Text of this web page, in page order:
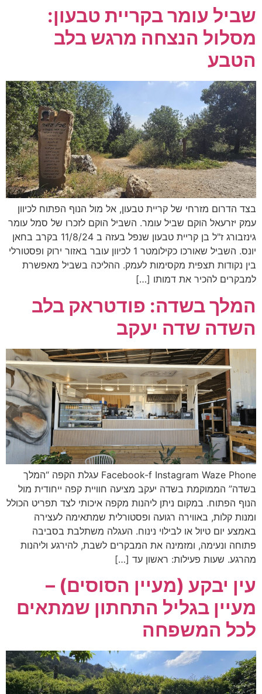
שביל עומר בקריית טבעון:
מסלול הנצחה מרגש בלב
הטבע
בצד הדרום מזרחי של קריית טבעון, אל מול הנוף הפתוח לכיוון
עמק יזרעאל הוקם שביל עומר. השביל הוקם לזכרו של סמל עומר
גינזבורג ז"ל בן קריית טבעון שנפל בעזה ב 11/8/24 בקרב בחאן
יונס. השביל שאורכו כקילומטר 1 לכיוון עובר באזור ירוק ופסטורלי
בין נקודות תצפית מקסימות לעמק. ההליכה בשביל מאפשרת
למבקרים להכיר את דמותו […]
המלך בשדה: פודטראק בלב
השדה שדה יעקב
Facebook-f Instagram Waze Phone עגלת הקפה “המלך
בשדה” הממוקמת בשדה יעקב מציעה חוויית קפה ייחודית מול
הנוף הפתוח. במקום ניתן ליהנות מקפה איכותי לצד תפריט הכולל
ומנות קלות, באווירה רגועה ופסטורלית שמתאימה לעצירה
באמצע יום טיול או לבילוי נינוח. העגלה משתלבת בסביבה
פתוחה ונעימה, ומזמינה את המבקרים לשבת, להירגע וליהנות
מהרגע. שעות פעילות: ראשון עד […]
עין יבקע (מעיין הסוסים) –
מעיין בגליל התחתון שמתאים
לכל המשפחה